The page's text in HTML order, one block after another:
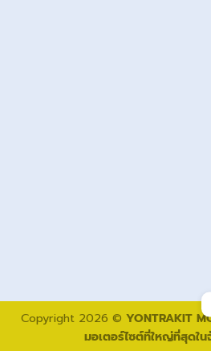
Copyright 2026 © YONTRAKIT
มอเตอร์ไซต์ที่ใหญ่ที่สุดใ